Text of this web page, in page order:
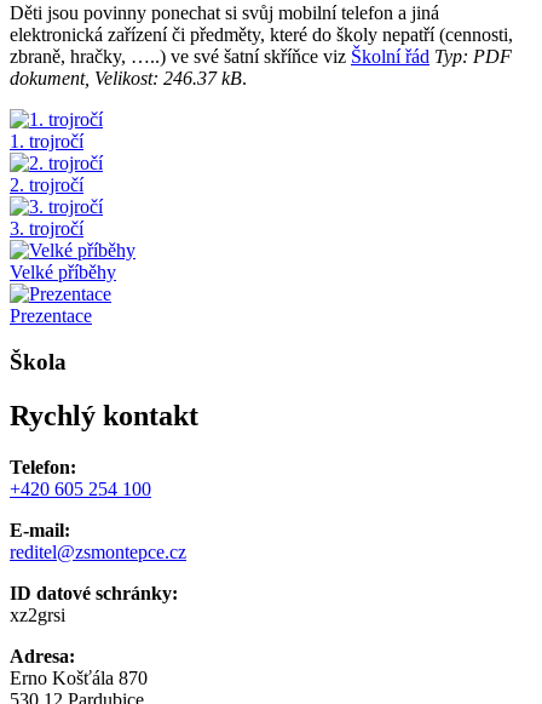
Děti jsou povinny ponechat si svůj mobilní telefon a jiná
elektronická zařízení či předměty, které do školy nepatří (cennosti,
zbraně, hračky, …..) ve své šatní skříňce viz Školní řád Typ: PDF
dokument, Velikost: 246.37 kB.
1. trojročí
2. trojročí
3. trojročí
Velké příběhy
Prezentace
Škola
Rychlý kontakt
Telefon:
+420 605 254 100
E-mail:
reditel@zsmontepce.cz
ID datové schránky:
xz2grsi
Adresa:
Erno Košťála 870
530 12 Pardubice